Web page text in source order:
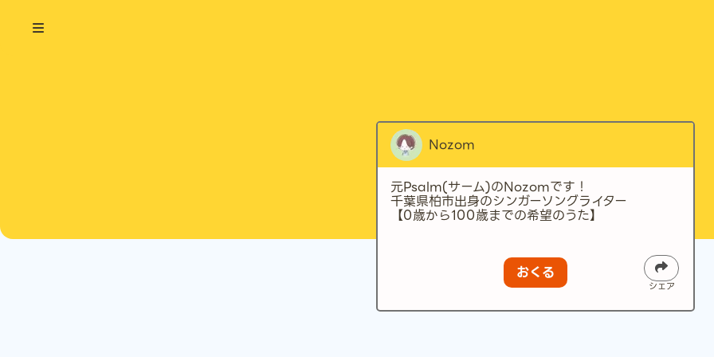
Nozom
元Psalm(サーム)のNozomです！
千葉県柏市出身のシンガーソングライター
【0歳から100歳までの希望のうた】
おくる
シェア